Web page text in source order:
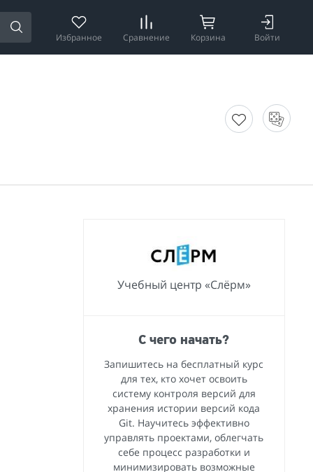
Избранное Сравнение Корзина Войти
Учебный центр «Слёрм»
С чего начать?
Запишитесь на бесплатный курс
для тех, кто хочет освоить
систему контроля версий для
хранения истории версий кода
Git. Научитесь эффективно
управлять проектами, облегчать
себе процесс разработки и
минимизировать возможные